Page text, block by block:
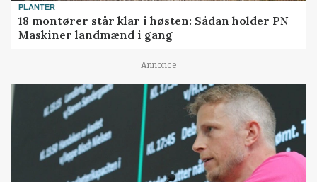
PLANTER
18 montører står klar i høsten: Sådan holder PN
Maskiner landmænd i gang
Annonce